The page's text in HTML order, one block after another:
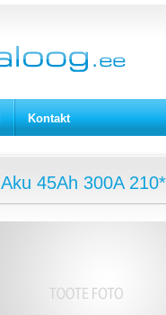
Kontakt
Aku 45Ah 300A